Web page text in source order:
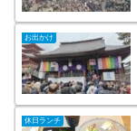
お出かけ
休日ランチ